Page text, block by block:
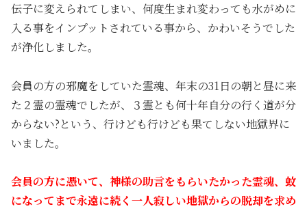
伝子に変えられてしまい、何度生まれ変わっても水がめに
入る事をインプットされている事から、かわいそうでした
が浄化しました。
会員の方の邪魔をしていた霊魂、年末の31日の朝と昼に来
た２霊の霊魂でしたが、３霊とも何十年自分の行く道が分
からない?という、行けども行けども果てしない地獄界に
いました。
会員の方に憑いて、神様の助言をもらいたかった霊魂、蚊
になってまで永遠に続く一人寂しい地獄からの脱却を求め